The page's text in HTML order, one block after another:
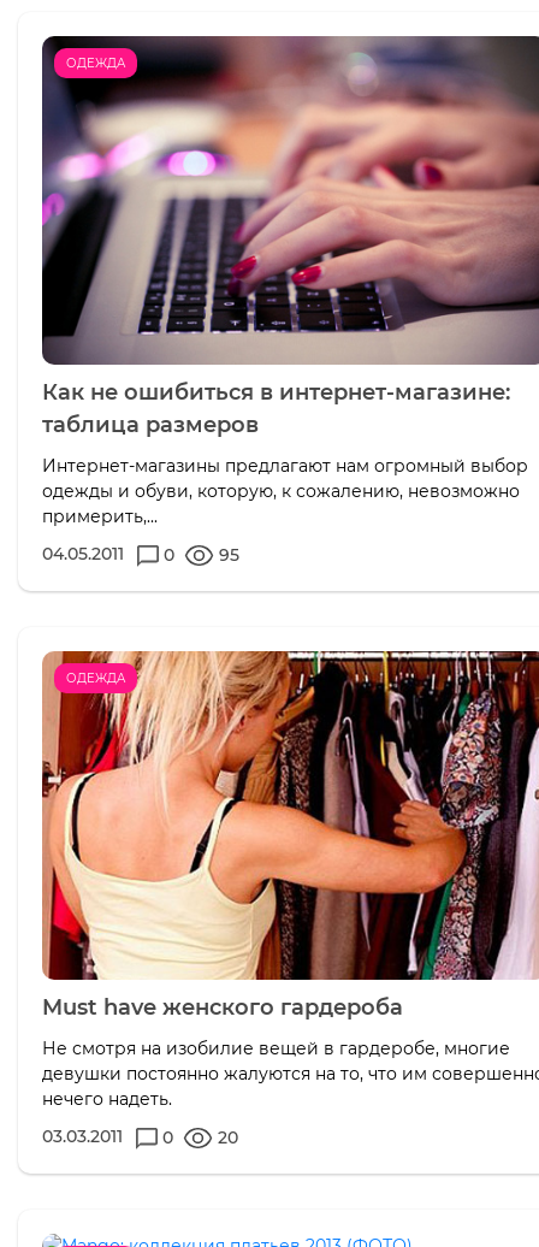
ОДЕЖДА
Как не ошибиться в интернет-магазине:
таблица размеров
Интернет-магазины предлагают нам огромный выбор
одежды и обуви, которую, к сожалению, невозможно
примерить,...
04.05.2011
0 95
ОДЕЖДА
Must have женского гардероба
Не смотря на изобилие вещей в гардеробе, многие
девушки постоянно жалуются на то, что им
нечего надеть.
03.03.2011
0 20